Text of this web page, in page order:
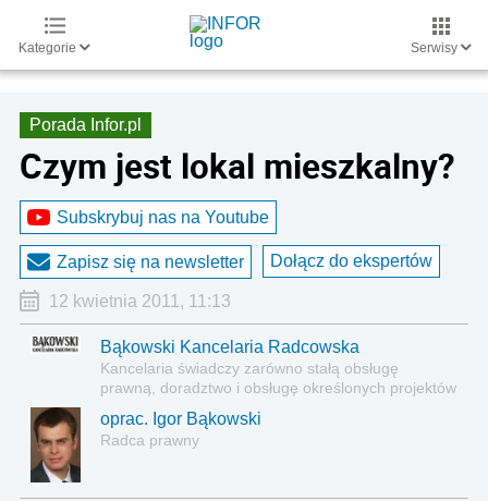
Kategorie Serwisy
Porada Infor.pl
Czym jest lokal mieszkalny?
Subskrybuj nas na Youtube
Zapisz się na newsletter Dołącz do ekspertów
12 kwietnia 2011, 11:13
Bąkowski Kancelaria Radcowska
Kancelaria świadczy zarówno stałą obsługę
prawną, doradztwo i obsługę określonych projektów
oprac. Igor Bąkowski
Radca prawny